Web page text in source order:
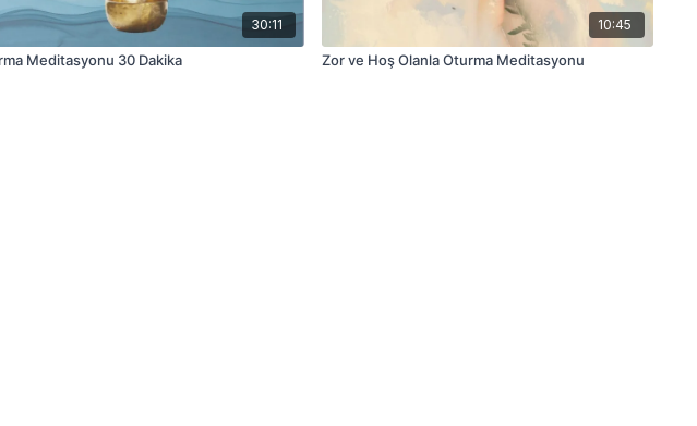
30:11
Meditasyonu 30 Dakika
10:45
Zor ve Hoş Olanla Oturma Meditasyonu